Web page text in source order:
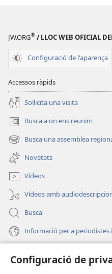
Configuració de
finestra
nova)
JW.ORG® / LLOC WEB OFICIAL
Configuració de l'aparença
Accessos ràpids
Soŀlicita una visita
Busca a on ens reunim
(obri
en
una
finestra
nova)
Busca una assemblea
(obri
en
una
finestra
nova)
Novetats
Vídeos
Vídeos amb
Busca
Informació per a periodistes